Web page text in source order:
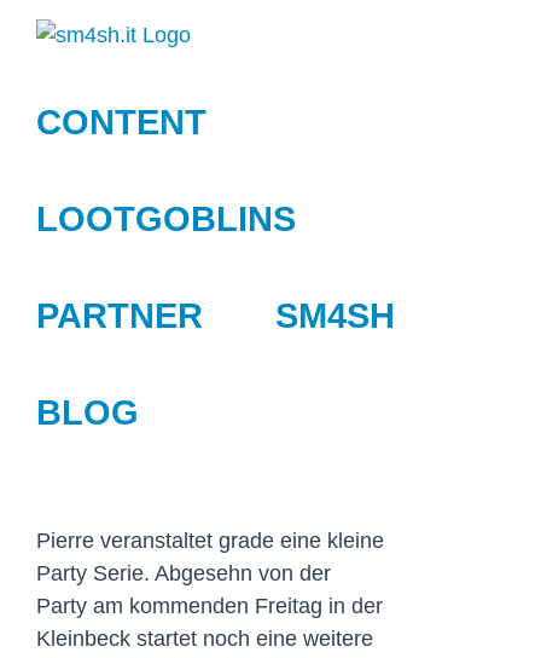
Zum
CONTENT
LOOTGOBLINS
PARTNER SM4SH
BLOG
Pierre veranstaltet grade eine kleine
Party Serie. Abgesehn von der
Party am kommenden Freitag in der
Kleinbeck startet noch eine weitere